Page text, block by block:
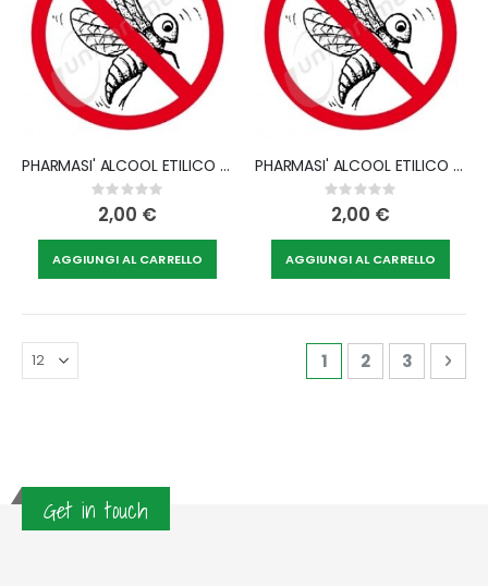
PHARMASI' ALCOOL ETILICO DENATURATO 500 ML
Rating:
0%
2,00 €
AGGIUNGI AL CARRELLO
PHARMASI' ALCOOL ETILICO DENATURATO 250 ML
Rating:
0%
2,00 €
AGGIUNGI AL CARRELLO
Pagina
Attualmente stai
1 Pagina
2 Pagina
3
Get in touch